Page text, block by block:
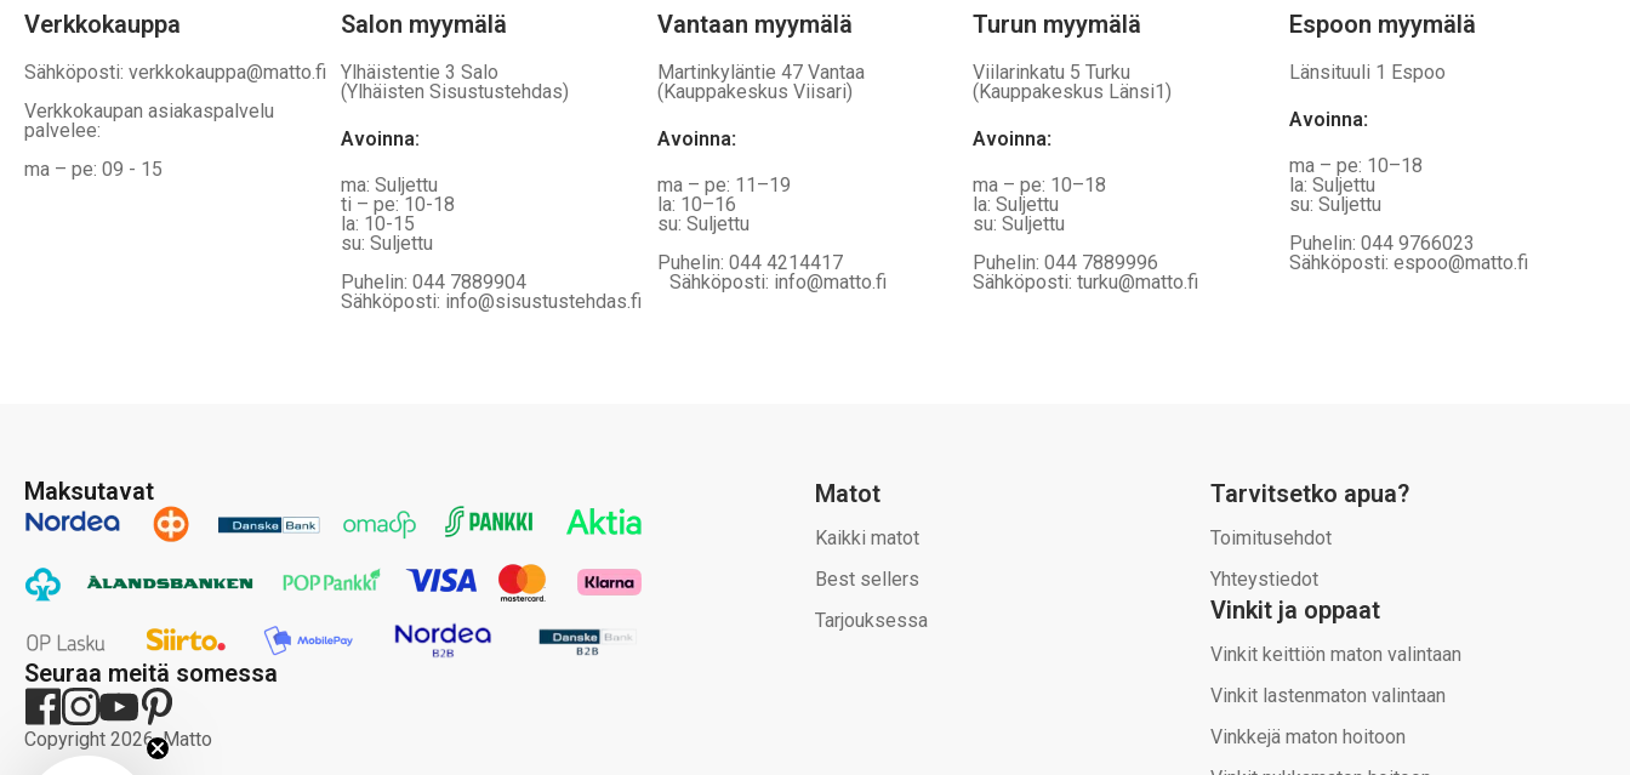
sivulla
sivulla
Verkkokauppa
Sähköposti: verkkokauppa@matto.fi
Verkkokaupan asiakaspalvelu
palvelee:
ma – pe: 09 - 15
Salon myymälä
Ylhäistentie 3 Salo
(Ylhäisten Sisustustehdas)
Avoinna:
ma: Suljettu
ti – pe: 10-18
la: 10-15
su: Suljettu
Puhelin: 044 7889904
Sähköposti: info@sisustustehdas.fi
Vantaan myymälä
Martinkyläntie 47 Vantaa
(Kauppakeskus Viisari)
Avoinna:
ma – pe: 11–19
la: 10–16
su: Suljettu
Puhelin: 044 4214417
Sähköposti: info@matto.fi
Turun myymälä
Viilarinkatu 5 Turku
(Kauppakeskus Länsi1)
Avoinna:
ma – pe: 10–18
la: Suljettu
su: Suljettu
Puhelin: 044 7889996
Sähköposti: turku@matto.fi
Espoon myymälä
Länsituuli 1 Espoo
Avoinna:
ma – pe: 10–18
la: Suljettu
su: Suljettu
Puhelin: 044 9766023
Sähköposti: espoo@matto.fi
Maksutavat
Seuraa meitä somessa
Copyright 2026, Matto
Matot
Kaikki matot
Best sellers
Tarjouksessa
Tarvitsetko apua?
Toimitusehdot
Yhteystiedot
Vinkit ja oppaat
Vinkit keittiön maton valintaan
Vinkit lastenmaton valintaan
Vinkkejä maton hoitoon